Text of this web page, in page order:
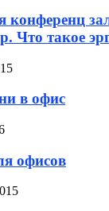
конференц
Что такое
в офис
офисов